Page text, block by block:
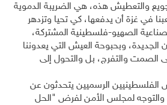
والتعطيش هذه، هي الضريبة الدموية
في غزة أن يدفعها، كي تحيا وتزدهر
الصهيو-فلسطينية المشتركة،
الجديدة، وبحبوحة العيش التي يعدوننا
الصمت والتفرج، بل والتحول إلى
الفلسطينيين الرسميين يتحدثون عن
والتوجه لمجلس الأمن لفرض "الحل